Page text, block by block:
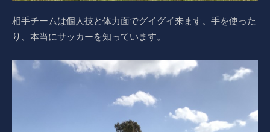
相手チームは個人技と体力面でグイグイ来ます。手を使った
り、本当にサッカーを知っています。